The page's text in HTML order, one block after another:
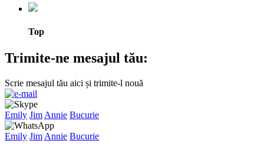
Top
Trimite-ne mesajul tău:
Scrie mesajul tău aici și trimite-l nouă
Emily Jim Annie Bucurie
Emily Jim Annie Bucurie